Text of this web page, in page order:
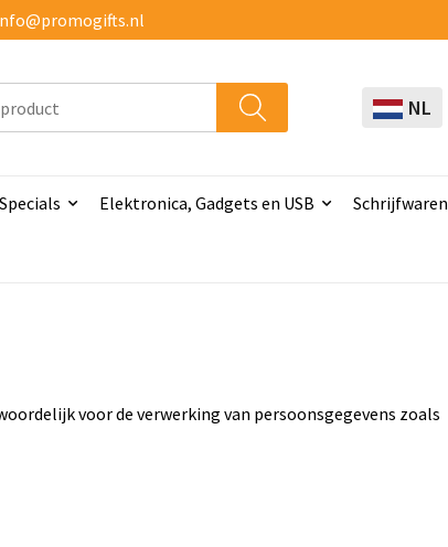
NL
Specials Elektronica, Gadgets en USB Schrijfwaren
voor de verwerking van persoonsgegevens zoals